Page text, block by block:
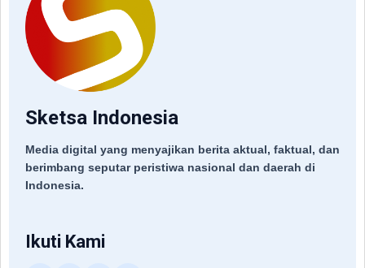
Sketsa Indonesia
Media digital yang menyajikan berita aktual, faktual, dan
berimbang seputar peristiwa nasional dan daerah di
Indonesia.
Ikuti Kami